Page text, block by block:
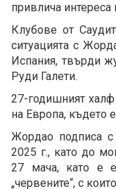
привлича интереса
Клубове от
ситуацията с
Испания, твърди
Руди Галети.
27-годишният
на Европа, където
Жордао подписа
2025 г., като до
27 мача, като е
„червените“, с